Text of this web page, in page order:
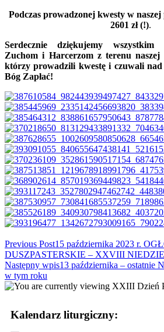
Podczas prowadzonej kwesty w naszej
2601 zł (!).
Serdecznie dziękujemy wszystkim
Zuchom i Harcerzom z terenu
którzy prowadzili kwestę i czuwali
Bóg Zapłać!
Read
more
articles
Previous Post15 października 2023 r.
DUSZPASTERSKIE – XXVIII
Następny wpis13 października – ostatnie
w tym roku
Kalendarz liturgiczny: